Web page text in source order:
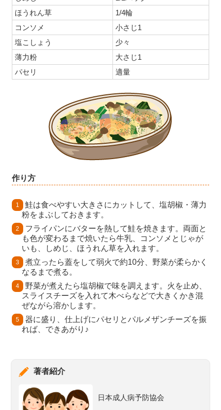
ほうれん草
1/4輪
コンソメ
小さじ1
塩こしょう
少々
薄力粉
大さじ1
パセリ
適量
作り方
鮭は食べやすい大きさにカットして、塩胡椒・薄力
粉をまぶしておきます。
フライパンにバターを熱して鮭を焼きます。両面と
も色が変わるまで焼いたら牛乳、コンソメとじゃが
いも、しめじ、ほうれん草を入れます。
煮立ったら蓋をして弱火で約10分、野菜が柔らかく
なるまで煮る。
野菜が煮えたら塩胡椒で味を調えます。火を止め、
スライスチーズを入れて木べらなどで大きくかき混
ぜながら溶かします。
器に盛り、仕上げにパセリとパルメザンチーズを振
れば、できあがり♪
著者紹介
日本成人病予防協会